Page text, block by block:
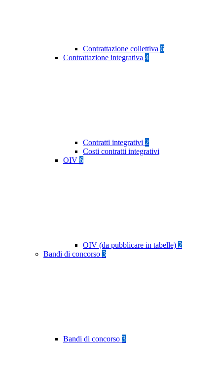
Contrattazione collettiva 6
Contrattazione integrativa 4
Contratti integrativi 2
Costi contratti integrativi
OIV 6
OIV (da pubblicare in tabelle) 2
Bandi di concorso 3
Bandi di concorso 3